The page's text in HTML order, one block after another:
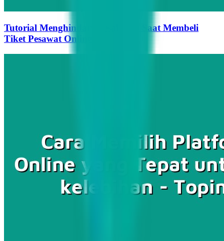
Tutorial Menghindari Kesalahan Saat Membeli
Tiket Pesawat Online